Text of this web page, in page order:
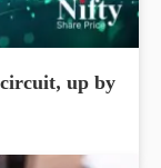
up by